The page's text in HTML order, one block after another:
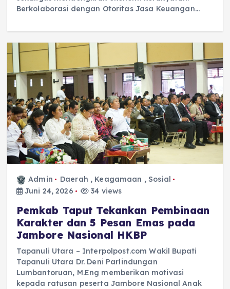
Berkolaborasi dengan Otoritas Jasa Keuangan…
Admin Daerah , Keagamaan , Sosial
Juni 24, 2026
34 views
‎Pemkab Taput Tekankan Pembinaan
Karakter dan 5 Pesan Emas pada
Jambore Nasional HKBP ‎
Tapanuli Utara – Interpolpost.com Wakil Bupati
Tapanuli Utara Dr. Deni Parlindungan
Lumbantoruan, M.Eng memberikan motivasi
kepada ratusan peserta Jambore Nasional Anak